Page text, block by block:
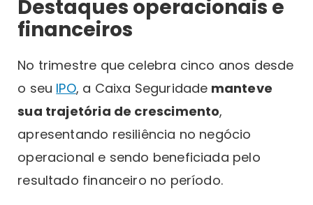
Destaques operacionais e
financeiros
No trimestre que celebra cinco anos desde
o seu IPO, a Caixa Seguridade manteve
sua trajetória de crescimento,
apresentando resiliência no negócio
operacional e sendo beneficiada pelo
resultado financeiro no período.